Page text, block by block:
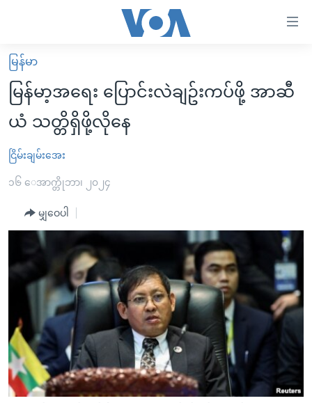
လွယ်ကူ
စေ
သည့်
များ
ပင်မ
ရန်
ညွန်း
စာမျက်နှာ
သို့
ကျော်
မူလစာမျက်နှာ
မြန်မာ
ကမ္ဘာ့သတင်းများ
နိုင်ငံတကာ
အစ္စရေး-ပါလက်စတိုင်း
ဗွီဒီယို
သတင်းလွတ်လပ်ခွင့်
အင်္ဂလိပ်စာလေ့လာမယ်
အမေရိကန်သုံးအီဒီယံ
မကြေးမုံရဲ့ အင်္ဂလိပ်စာ
ရုပ်ရှင်ထဲက အင်္ဂလိပ်စာ
သုတပဒေသာ အင်္ဂလိပ်စာ
အပတ်စဉ်ကဏ္ဍများ
ရေဒီယို
တီဗွီ
ရေဒီယိုနှင့်ရုပ်သံ အချက်အလက်များ
ရေဒီယို/တီဗွီအစီအစဉ်
Learning English
ဗွီအိုအေ လူမှုကွန်ယက်များ
မြန်မာ
မြန်မာ့အရေး ပြောင်းလဲချဥ်းကပ်ဖို့ အာဆီ
ယံ သတ္တိရှိဖို့လိုနေ
ငြိမ်းချမ်းအေး
၁၆ ေအာက္တိုဘာ၊ ၂၀၂၄
မျှဝေပါ